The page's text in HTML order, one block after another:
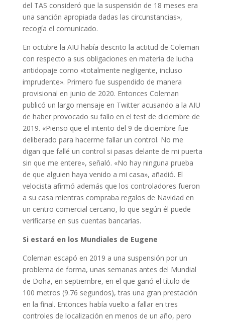
del TAS consideró que la suspensión de 18 meses era
una sanción apropiada dadas las circunstancias»,
recogía el comunicado.
En octubre la AIU había descrito la actitud de Coleman
con respecto a sus obligaciones en materia de lucha
antidopaje como «totalmente negligente, incluso
imprudente». Primero fue suspendido de manera
provisional en junio de 2020. Entonces Coleman
publicó un largo mensaje en Twitter acusando a la AIU
de haber provocado su fallo en el test de diciembre de
2019. «Pienso que el intento del 9 de diciembre fue
deliberado para hacerme fallar un control. No me
digan que fallé un control si pasas delante de mi puerta
sin que me entere», señaló. «No hay ninguna prueba
de que alguien haya venido a mi casa», añadió. El
velocista afirmó además que los controladores fueron
a su casa mientras compraba regalos de Navidad en
un centro comercial cercano, lo que según él puede
verificarse en sus cuentas bancarias.
Si estará en los Mundiales de Eugene
Coleman escapó en 2019 a una suspensión por un
problema de forma, unas semanas antes del Mundial
de Doha, en septiembre, en el que ganó el título de
100 metros (9.76 segundos), tras una gran prestación
en la final. Entonces había vuelto a fallar en tres
controles de localización en menos de un año, pero